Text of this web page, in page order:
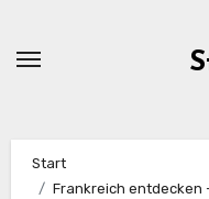
Start
Frankreich entdecken